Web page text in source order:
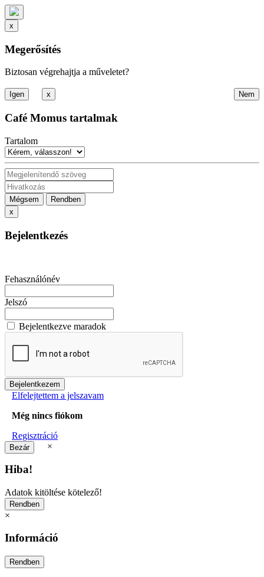
x
Megerősítés
Biztosan végrehajtja a műveletet?
x
Café Momus tartalmak
Tartalom
Mégsem
Rendben
x
Bejelentkezés
Fehasználónév
Jelszó
Bejelentkezve maradok
Elfelejtettem a jelszavam
Még nincs fiókom
Regisztráció
×
Hiba!
Adatok kitöltése kötelező!
×
Információ